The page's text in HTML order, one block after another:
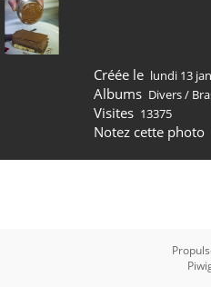
Créée le lundi 13
Albums Divers/
Visites 13375
Notez cette photo